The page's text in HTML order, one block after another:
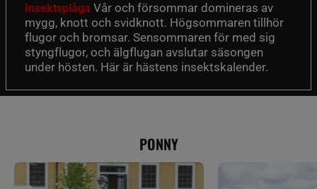
Insektsplåga Vår och försommar domineras av
mygg, knott och svidknott. Högsommaren tillhör
flugor och bromsar. Sensommaren för med sig
styngflugor, och älgflugan avslutar säsongen
under hösten. Här är hästens insektskalender.
PONNY